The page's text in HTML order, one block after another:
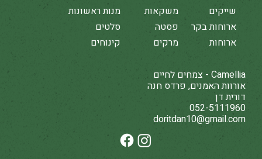
שייקים
משקאות
מנות ראשונות
ארוחות בקר
פסטה
סלטים
ארוחות
מרקים קינוחים
Camellia - צמחים לחיים
אורוות האמנים, פרדס חנה
דורית דן
052-5111960
doritdan10@gmail.com